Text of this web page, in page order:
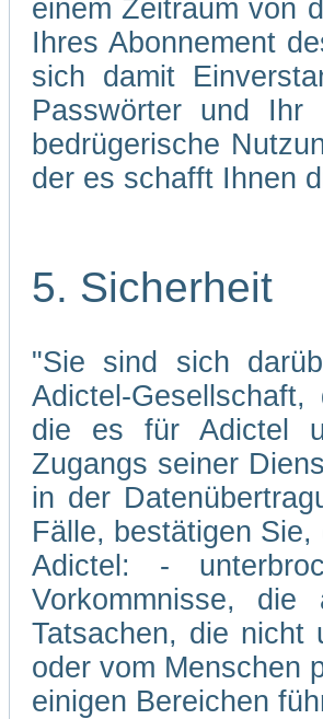
einem Zeitraum von
Ihres Abonnement
sich damit
Passwörter und
bedrügerische
der es schafft Ihnen
5. Sicherheit
"Sie sind sich
Adictel-
die es für Adictel
Zugangs seiner
in der
Fälle, bestätigen
Adictel: -
Vorkommnisse,
Tatsachen, die nicht
oder vom Menschen
einigen Bereichen